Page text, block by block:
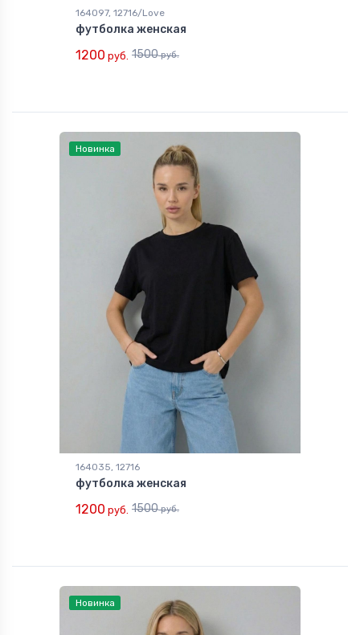
164097, 12716/Love
футболка женская
1200 руб. 1500руб.
Новинка
164035, 12716
футболка женская
1200 руб. 1500руб.
Новинка